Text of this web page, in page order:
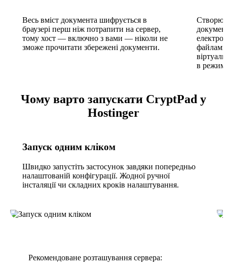
Весь вміст документа шифрується в
браузері перш ніж потрапити на сервер,
тому хост — включно з вами — ніколи не
зможе прочитати збережені документи.
в
Чому варто запускати CryptPad у
Hostinger
Запуск одним кліком
Швидко запустіть застосунок завдяки попередньо
налаштованій конфігурації. Жодної ручної
інсталяції чи складних кроків налаштування.
Рекомендоване розташування сервера: